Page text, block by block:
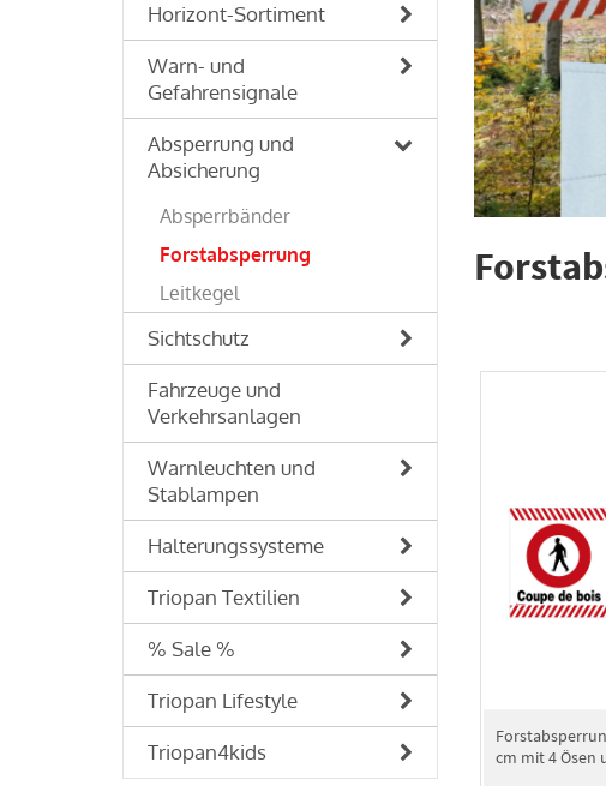
Horizont-Sortiment
Warn- und
Gefahrensignale
Absperrung und
Absicherung
Absperrbänder
Forstabsperrung
Leitkegel
Sichtschutz
Fahrzeuge und
Verkehrsanlagen
Warnleuchten und
Stablampen
Halterungssysteme
Triopan Textilien
% Sale %
Triopan Lifestyle
Triopan4kids
cm mit 4 Ösen